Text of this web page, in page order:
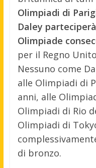
Olimpiadi di
Daley
Olimpiade
per il Regno
Nessuno come
alle Olimpiadi di
anni, alle
Olimpiadi di Rio
Olimpiadi di
di bronzo.